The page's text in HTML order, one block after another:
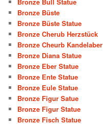
Bronze Büste
Bronze Büste Statue
Bronze Cherub Herzstück
Bronze Cheurb Kandelaber
Bronze Diana Statue
Bronze Eber Statue
Bronze Ente Statue
Bronze Eule Statue
Bronze Figur Satue
Bronze Figur Statue
Bronze Fisch Statue